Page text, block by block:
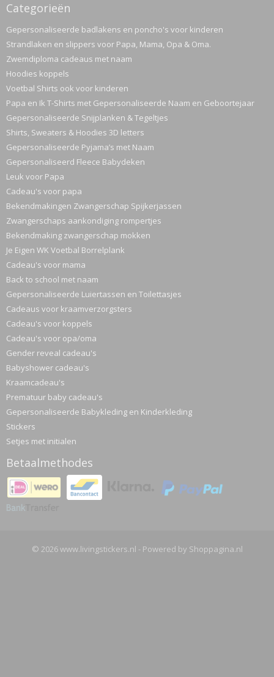
Categorieën
Gepersonaliseerde badlakens en poncho's voor kinderen
Strandlaken en slippers voor Papa, Mama, Opa & Oma.
Zwemdiploma cadeaus met naam
Hoodies koppels
Voetbal Shirts ook voor kinderen
Papa en Ik T-Shirts met Gepersonaliseerde Naam en Geboortejaar
Gepersonaliseerde Snijplanken & Tegeltjes
Shirts, Sweaters & Hoodies 3D letters
Gepersonaliseerde Pyjama’s met Naam
Gepersonaliseerd Fleece Babydeken
Leuk voor Papa
Cadeau's voor papa
Bekendmakingen Zwangerschap Spijkerjassen
Zwangerschaps aankondiging rompertjes
Bekendmaking zwangerschap mokken
Je Eigen WK Voetbal Borrelplank
Cadeau's voor mama
Back to school met naam
Gepersonaliseerde Luiertassen en Toilettasjes
Cadeaus voor kraamverzorgsters
Cadeau's voor koppels
Cadeau's voor opa/oma
Gender reveal cadeau's
Babyshower cadeau's
Kraamcadeau's
Prematuur baby cadeau's
Gepersonaliseerde Babykleding en Kinderkleding
Stickers
Setjes met initialen
Betaalmethodes
© 2026 www.livingstickers.nl - Powered by Shoppagina.nl